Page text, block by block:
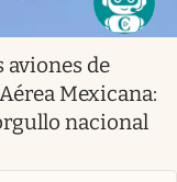
aviones de
Mexicana:
nacional